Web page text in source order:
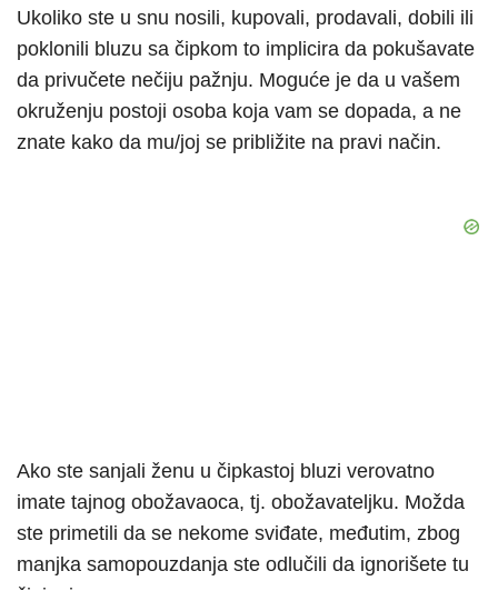
Ukoliko ste u snu nosili, kupovali, prodavali, dobili ili
poklonili bluzu sa čipkom to implicira da pokušavate
da privučete nečiju pažnju. Moguće je da u vašem
okruženju postoji osoba koja vam se dopada, a ne
znate kako da mu/joj se približite na pravi način.
Ako ste sanjali ženu u čipkastoj bluzi verovatno
imate tajnog obožavaoca, tj. obožavateljku. Možda
ste primetili da se nekome sviđate, međutim, zbog
manjka samopouzdanja ste odlučili da ignorišete tu